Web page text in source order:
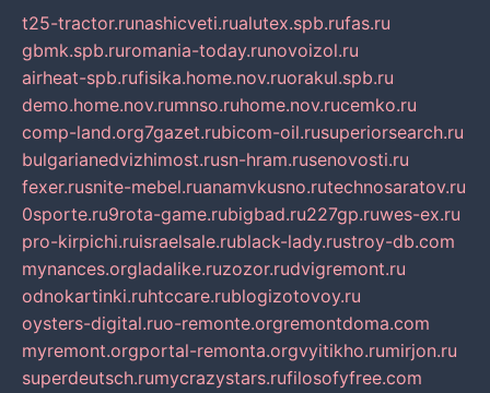
t25-tractor.runashicveti.rualutex.spb.rufas.ru
gbmk.spb.ruromania-today.runovoizol.ru
airheat-spb.rufisika.home.nov.ruorakul.spb.ru
demo.home.nov.rumnso.ruhome.nov.rucemko.ru
comp-land.org7gazet.rubicom-oil.rusuperiorsearch.ru
bulgarianedvizhimost.rusn-hram.rusenovosti.ru
fexer.rusnite-mebel.ruanamvkusno.rutechnosaratov.ru
0sporte.ru9rota-game.rubigbad.ru227gp.ruwes-ex.ru
pro-kirpichi.ruisraelsale.rublack-lady.rustroy-db.com
mynances.orgladalike.ruzozor.rudvigremont.ru
odnokartinki.ruhtccare.rublogizotovoy.ru
oysters-digital.ruo-remonte.orgremontdoma.com
myremont.orgportal-remonta.orgvyitikho.rumirjon.ru
superdeutsch.rumycrazystars.rufilosofyfree.com